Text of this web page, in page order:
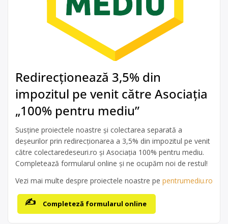
Redirecționează 3,5% din
impozitul pe venit către Asociația
„100% pentru mediu”
Susține proiectele noastre și colectarea separată a
deșeurilor prin redirecționarea a 3,5% din impozitul pe venit
către colectaredeseuri.ro și Asociația 100% pentru mediu.
Completează formularul online și ne ocupăm noi de restul!
Vezi mai multe despre proiectele noastre pe pentrumediu.ro
Completeză formularul online